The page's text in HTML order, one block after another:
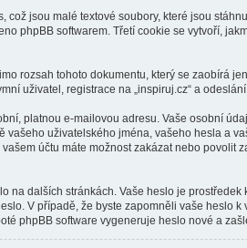
jsou malé textové soubory, které jsou
softwarem. Třetí cookie se vytvoří,
rozsah tohoto dokumentu, který se zaobírá
uživatel, registrace na „inspiruj.cz“ a
platnou e-mailovou adresu. Vaše osobní
uživatelského jména, vašeho hesla a
účtu máte možnost zakázat nebo povolit
dalších stránkách. Vaše heslo je prostředek
V případě, že byste zapomněli vaše heslo
phpBB software vygeneruje heslo nové a